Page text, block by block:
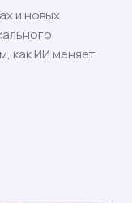
и новых
как ИИ меняет